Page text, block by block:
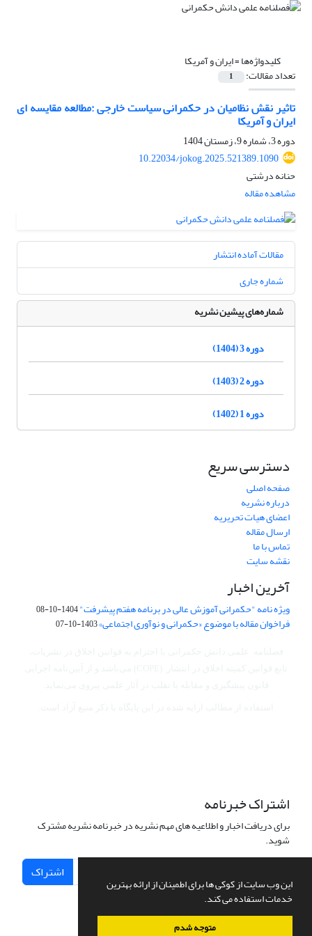
این وب سایت از کوکی ها برای اطمینان از ارائه بهترین
خدمات استفاده می کند.
متوجه شدم
کلیدواژه‌ها =ایران و آمریکا
تعداد مقالات: 1
تاثیر نقش نظامیان در حکمرانی سیاست خارجی :مطالعه مقایسه ای
ایران و آمریکا
دوره 3، شماره 9، زمستان 1404
10.22034/jokog.2025.521389.1090
حنانه درشتی
مشاهده مقاله
مقالات آماده انتشار
شماره جاری
شماره‌های پیشین نشریه
دوره 3 (1404)
دوره 2 (1403)
دوره 1 (1402)
دسترسی سریع
صفحه اصلی
درباره نشریه
اعضای هیات تحریریه
ارسال مقاله
تماس با ما
نقشه سایت
آخرین اخبار
ویژه نامه "حکمرانی آموزش عالی در برنامه هفتم پیشرفت"1404-10-08
فراخوان مقاله با موضوع «حکمرانی و نوآوری اجتماعی»1403-10-07
اشتراک خبرنامه
برای دریافت اخبار و اطلاعیه های مهم نشریه در خبرنامه نشریه مشترک
شوید.
اشتراک